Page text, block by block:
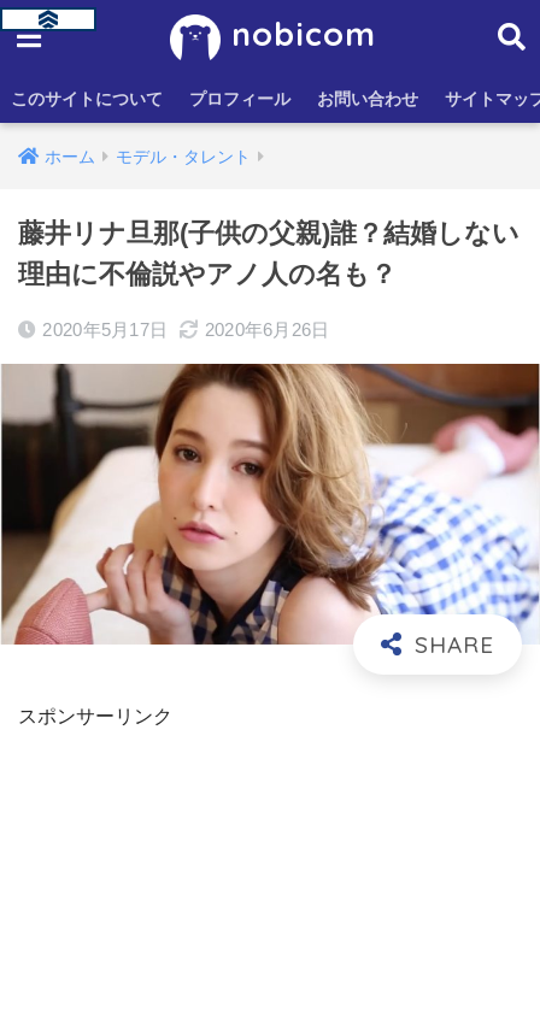
nobicom
このサイトについて プロフィール お問い合わせ サイトマッ
ホーム モデル・タレント
藤井リナ旦那(子供の父親)誰？結婚しない
理由に不倫説やアノ人の名も？
2020年5月17日 2020年6月26日
スポンサーリンク